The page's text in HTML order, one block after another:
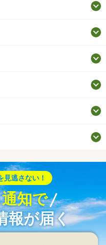
見逃さない！
知で
報が届く